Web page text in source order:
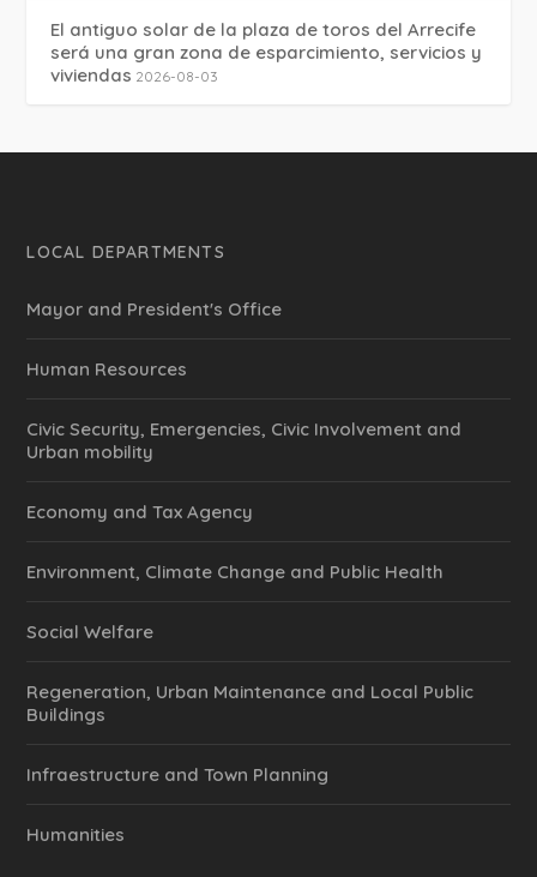
El antiguo solar de la plaza de toros del Arrecife
será una gran zona de esparcimiento, servicios y
viviendas 2026-08-03
LOCAL DEPARTMENTS
Mayor and President's Office
Human Resources
Civic Security, Emergencies, Civic Involvement and
Urban mobility
Economy and Tax Agency
Environment, Climate Change and Public Health
Social Welfare
Regeneration, Urban Maintenance and Local Public
Buildings
Infraestructure and Town Planning
Humanities